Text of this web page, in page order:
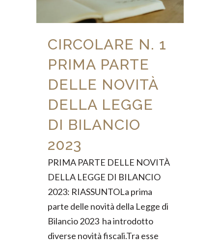
CIRCOLARE N. 1
PRIMA PARTE
DELLE NOVITÀ
DELLA LEGGE
DI BILANCIO
2023
PRIMA PARTE DELLE NOVITÀ
DELLA LEGGE DI BILANCIO
2023: RIASSUNTOLa prima
parte delle novità della Legge di
Bilancio 2023 ha introdotto
diverse novità fiscali.Tra esse